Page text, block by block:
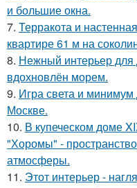
и большие окна.
7. Терракота и
квартире 61 м на
8. Нежный интерьер для
вдохновлён морем.
9. Игра света и
Москве.
10. В купеческом доме
"Хоромы" -
атмосферы.
11. Этот интерьер -